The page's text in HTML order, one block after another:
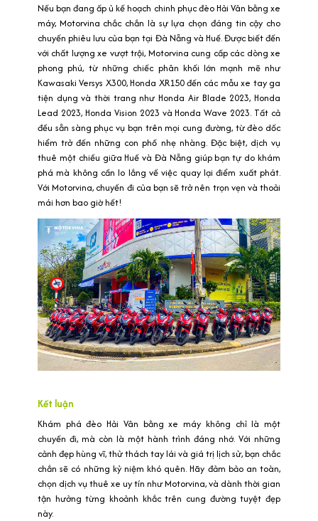
Nếu bạn đang ấp ủ kế hoạch chinh phục đèo Hải Vân bằng xe
máy, Motorvina chắc chắn là sự lựa chọn đáng tin cậy cho
chuyến phiêu lưu của bạn tại Đà Nẵng và Huế. Được biết đến
với chất lượng xe vượt trội, Motorvina cung cấp các dòng xe
phong phú, từ những chiếc phân khối lớn mạnh mẽ như
Kawasaki Versys X300, Honda XR150 đến các mẫu xe tay ga
tiện dụng và thời trang như Honda Air Blade 2023, Honda
Lead 2023, Honda Vision 2023 và Honda Wave 2023. Tất cả
đều sẵn sàng phục vụ bạn trên mọi cung đường, từ đèo dốc
hiểm trở đến những con phố nhẹ nhàng. Đặc biệt, dịch vụ
thuê một chiều giữa Huế và Đà Nẵng giúp bạn tự do khám
phá mà không cần lo lắng về việc quay lại điểm xuất phát.
Với Motorvina, chuyến đi của bạn sẽ trở nên trọn vẹn và thoải
mái hơn bao giờ hết!
Kết luận
Khám phá đèo Hải Vân bằng xe máy không chỉ là một
chuyến đi, mà còn là một hành trình đáng nhớ. Với những
cảnh đẹp hùng vĩ, thử thách tay lái và giá trị lịch sử, bạn chắc
chắn sẽ có những kỷ niệm khó quên. Hãy đảm bảo an toàn,
chọn dịch vụ thuê xe uy tín như Motorvina, và dành thời gian
tận hưởng từng khoảnh khắc trên cung đường tuyệt đẹp
này.